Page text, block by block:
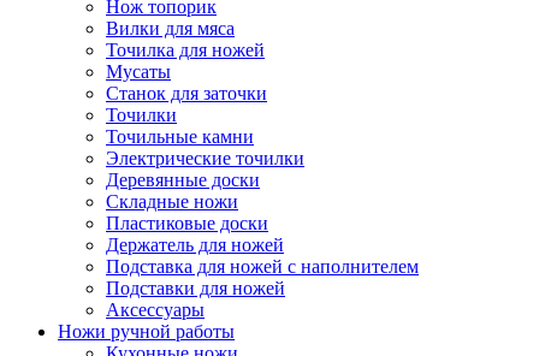
Нож топорик
Вилки для мяса
Точилка для ножей
Мусаты
Станок для заточки
Точилки
Точильные камни
Электрические точилки
Деревянные доски
Складные ножи
Пластиковые доски
Держатель для ножей
Подставка для ножей с наполнителем
Подставки для ножей
Аксессуары
Ножи ручной работы